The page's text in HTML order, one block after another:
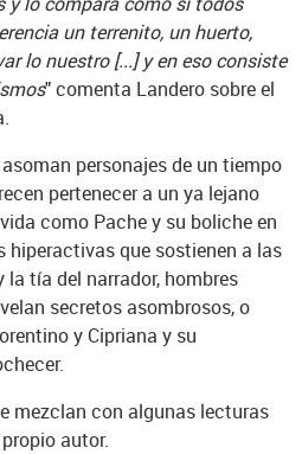
un terrenito, un huerto,
lo nuestro [...] y en eso consiste
" comenta Landero sobre el
personajes de un tiempo
pertenecer a un ya lejano
como Pache y su boliche en
hiperactivas que sostienen a las
tía del narrador, hombres
secretos asombrosos, o
y Cipriana y su
mezclan con algunas lecturas
autor.